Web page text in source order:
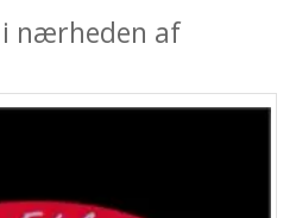
i nærheden af